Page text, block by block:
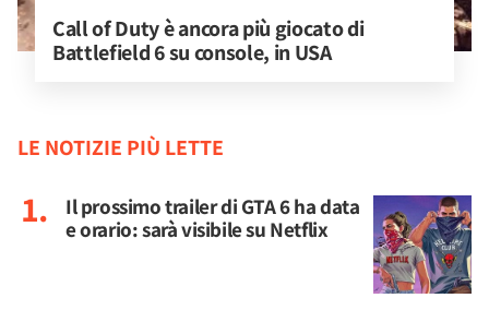
Call of Duty è ancora più giocato di
Battlefield 6 su console, in USA
LE NOTIZIE PIÙ LETTE
Il prossimo trailer di GTA 6 ha data
e orario: sarà visibile su Netflix